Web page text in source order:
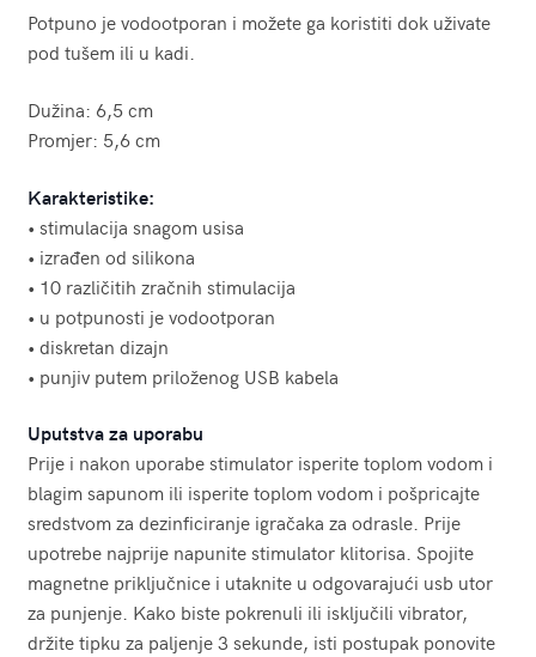
Potpuno je vodootporan i možete ga koristiti dok uživate
pod tušem ili u kadi.
Dužina: 6,5 cm
Promjer: 5,6 cm
Karakteristike:
• stimulacija snagom usisa
• izrađen od silikona
• 10 različitih zračnih stimulacija
• u potpunosti je vodootporan
• diskretan dizajn
• punjiv putem priloženog USB kabela
Uputstva za uporabu
Prije i nakon uporabe stimulator isperite toplom vodom i
blagim sapunom ili isperite toplom vodom i pošpricajte
sredstvom za dezinficiranje igračaka za odrasle. Prije
upotrebe najprije napunite stimulator klitorisa. Spojite
magnetne priključnice i utaknite u odgovarajući usb utor
za punjenje. Kako biste pokrenuli ili isključili vibrator,
držite tipku za paljenje 3 sekunde, isti postupak ponovite